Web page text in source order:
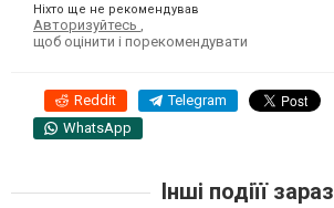
Ніхто ще не рекомендував
Авторизуйтесь
щоб оцінити і порекомендувати
Reddit Telegram
WhatsApp
Інші подіїї зараз